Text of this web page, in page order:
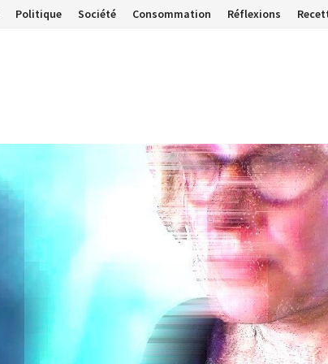
Politique Société Consommation Réflexions